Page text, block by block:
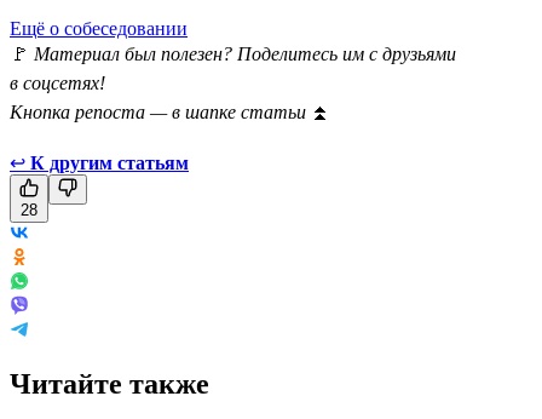
Ещё о собеседовании
🚩 Материал был полезен? Поделитесь им с друзьями
в соцсетях!
Кнопка репоста — в шапке статьи ⏫
↩ К другим статьям
28
Читайте также